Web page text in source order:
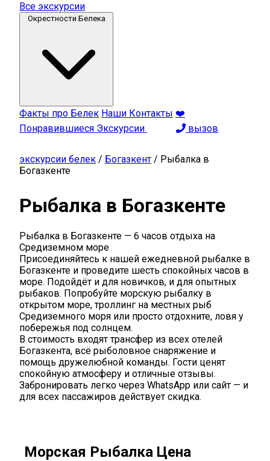
Все экскурсии
Окрестности Белека
Факты про Белек Наши Контакты ❤️
Понравившиеся Экскурсии
вызов
экскурсии белек / Богазкент / Рыбалка в
Богазкенте
Рыбалка в Богазкенте
Рыбалка в Богазкенте — 6 часов отдыха на
Средиземном море
Присоединяйтесь к нашей ежедневной рыбалке в
Богазкенте и проведите шесть спокойных часов в
море. Подойдёт и для новичков, и для опытных
рыбаков. Попробуйте морскую рыбалку в
открытом море, троллинг на местных рыб
Средиземного моря или просто отдохните, ловя у
побережья под солнцем.
В стоимость входят трансфер из всех отелей
Богазкента, всё рыболовное снаряжение и
помощь дружелюбной команды. Гости ценят
спокойную атмосферу и отличные отзывы.
Забронировать легко через WhatsApp или сайт — и
для всех пассажиров действует скидка.
Морская Рыбалка Цена